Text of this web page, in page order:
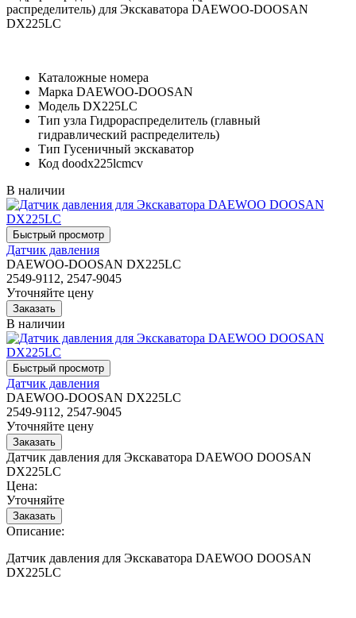
распределитель) для Экскаватора DAEWOO-DOOSAN
DX225LC
Каталожные номера
Марка DAEWOO-DOOSAN
Модель DX225LC
Тип узла Гидрораспределитель (главный
гидравлический распределитель)
Тип Гусеничный экскаватор
Код doodx225lcmcv
В наличии
Датчик давления
DAEWOO-DOOSAN DX225LC
2549-9112, 2547-9045
Уточняйте цену
В наличии
Датчик давления
DAEWOO-DOOSAN DX225LC
2549-9112, 2547-9045
Уточняйте цену
Датчик давления для Экскаватора DAEWOO DOOSAN
DX225LC
Цена:
Уточняйте
Описание:
Датчик давления для Экскаватора DAEWOO DOOSAN
DX225LC